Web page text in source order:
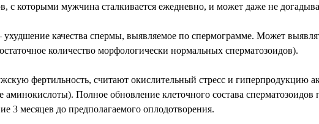
с которыми мужчина сталкивается ежедневно, и может даже не
качества спермы, выявляемое по спермограмме. Может
количество морфологически нормальных сперматозоидов).
фертильность, считают окислительный стресс и гиперпродукцию
Полное обновление клеточного состава сперматозоидов
3 месяцев до предполагаемого оплодотворения.